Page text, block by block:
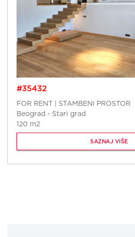
#35432
FOR RENT | STAMBENI PROSTOR
Beograd - Stari grad
120 m2
SAZNAJ VIŠE